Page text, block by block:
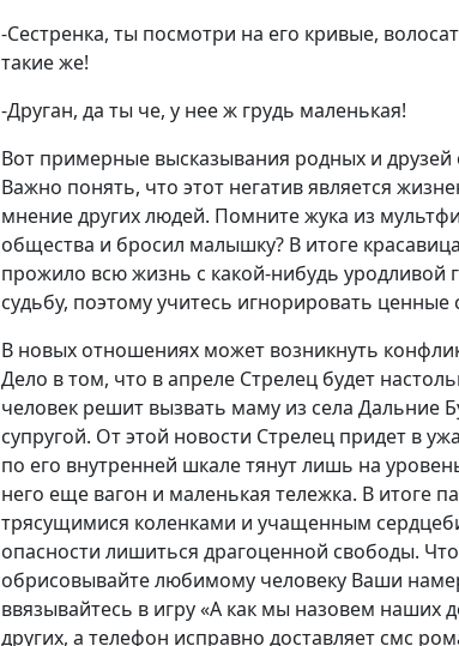
-Сестренка, ты посмотри на его кривые,
такие же!
-Друган, да ты че, у нее ж грудь маленькая!
Вот примерные высказывания родных и
Важно понять, что этот негатив является
мнение других людей. Помните жука из
общества и бросил малышку? В итоге
прожило всю жизнь с какой-нибудь уродливой
судьбу, поэтому учитесь игнорировать
В новых отношениях может возникнуть
Дело в том, что в апреле Стрелец будет
человек решит вызвать маму из села Дальние
супругой. От этой новости Стрелец придет в
по его внутренней шкале тянут лишь на
него еще вагон и маленькая тележка. В итоге
трясущимися коленками и учащенным
опасности лишиться драгоценной свободы.
обрисовывайте любимому человеку Ваши
ввязывайтесь в игру «А как мы назовем наших
других, а телефон исправно доставляет смс